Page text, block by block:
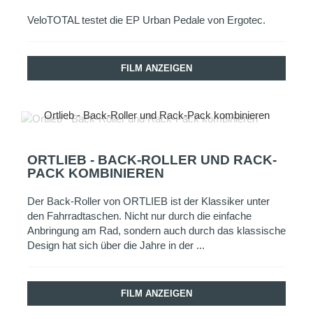
VeloTOTAL testet die EP Urban Pedale von Ergotec.
FILM ANZEIGEN
Ortlieb - Back-Roller und Rack-Pack kombinieren
ORTLIEB - BACK-ROLLER UND RACK-
PACK KOMBINIEREN
Der Back-Roller von ORTLIEB ist der Klassiker unter
den Fahrradtaschen. Nicht nur durch die einfache
Anbringung am Rad, sondern auch durch das klassische
Design hat sich über die Jahre in der ...
FILM ANZEIGEN